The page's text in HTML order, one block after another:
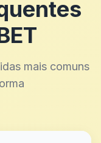
mais comuns